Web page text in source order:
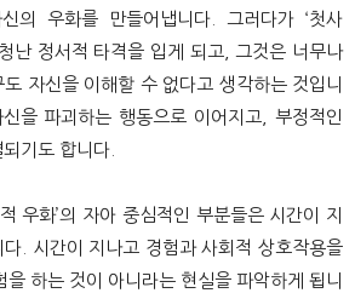
의 우화를 만들어냅니다. 그러다가 ‘첫사
난 정서적 타격을 입게 되고, 그것은 너무나
자신을 이해할 수 없다고 생각하는 것입니
을 파괴하는 행동으로 이어지고, 부정적인
기도 합니다.
적 우화’의 자아 중심적인 부분들은 시간이 지
다. 시간이 지나고 경험과 사회적 상호작용을
을 하는 것이 아니라는 현실을 파악하게 됩니